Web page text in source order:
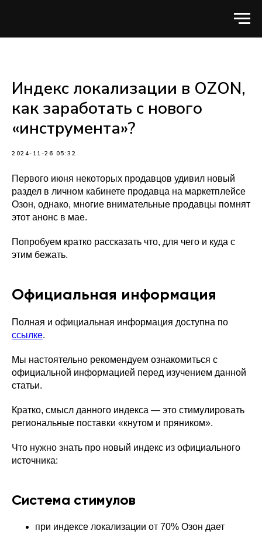
Индекс локализации в OZON,
как заработать с нового
«инструмента»?
2024-11-26 05:32
Первого июня некоторых продавцов удивил новый
раздел в личном кабинете продавца на маркетплейсе
Озон, однако, многие внимательные продавцы помнят
этот анонс в мае.
Попробуем кратко рассказать что, для чего и куда с
этим бежать.
Официальная информация
Полная и официальная информация доступна по
ссылке.
Мы настоятельно рекомендуем ознакомиться с
официальной информацией перед изучением данной
статьи.
Кратко, смысл данного индекса — это стимулировать
региональные поставки «кнутом и пряником».
Что нужно знать про новый индекс из официального
источника:
Система стимулов
при индексе локализации от 70% Озон дает